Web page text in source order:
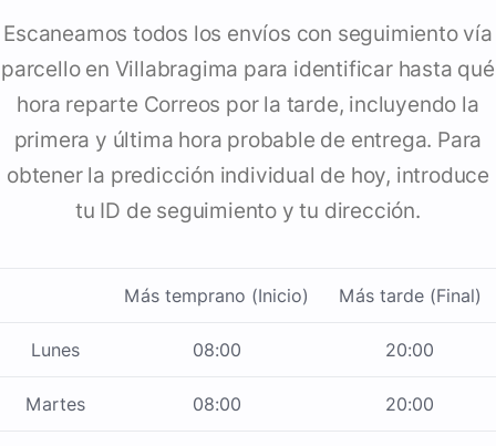
Escaneamos todos los envíos con seguimiento vía
parcello en Villabragima para identificar hasta qué
hora reparte Correos por la tarde, incluyendo la
primera y última hora probable de entrega. Para
obtener la predicción individual de hoy, introduce
tu ID de seguimiento y tu dirección.
Más temprano (Inicio) Más tarde (Final)
Lunes 08:00 20:00
Martes 08:00 20:00